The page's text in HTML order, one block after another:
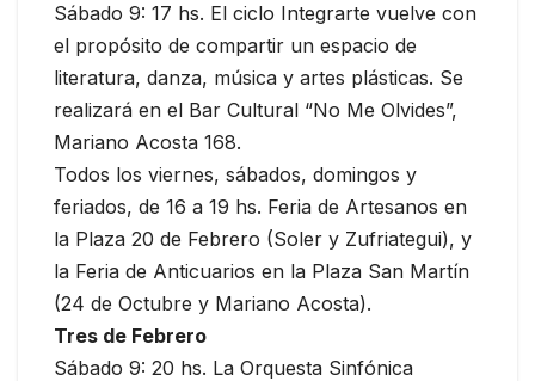
Sábado 9: 17 hs. El ciclo Integrarte vuelve con
el propósito de compartir un espacio de
literatura, danza, música y artes plásticas. Se
realizará en el Bar Cultural “No Me Olvides”,
Mariano Acosta 168.
Todos los viernes, sábados, domingos y
feriados, de 16 a 19 hs. Feria de Artesanos en
la Plaza 20 de Febrero (Soler y Zufriategui), y
la Feria de Anticuarios en la Plaza San Martín
(24 de Octubre y Mariano Acosta).
Tres de Febrero
Sábado 9: 20 hs. La Orquesta Sinfónica